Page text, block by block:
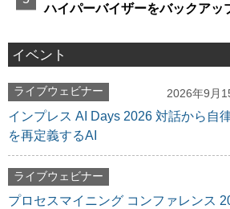
ハイパーバイザーをバックアッ
イベント
ライブウェビナー 2026年9月
インプレス AI Days 2026 対話から自
を再定義するAI
ライブウェビナー
プロセスマイニング コンファレンス